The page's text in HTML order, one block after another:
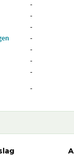
-
-
-
-
-
-
-
-